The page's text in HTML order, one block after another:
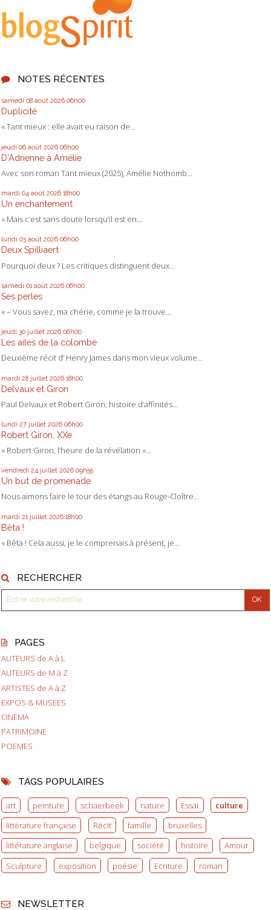
NOTES RÉCENTES
samedi 08 août 2026 06h00
Duplicité
« Tant mieux : elle avait eu raison de...
jeudi 06 août 2026 06h00
D'Adrienne à Amélie
Avec son roman Tant mieux (2025), Amélie Nothomb...
mardi 04 août 2026 18h00
Un enchantement
« Mais c’est sans doute lorsqu’il est en...
lundi 03 août 2026 06h00
Deux Spilliaert
Pourquoi deux ? Les critiques distinguent deux...
samedi 01 août 2026 06h00
Ses perles
« – Vous savez, ma chérie, comme je la trouve...
jeudi 30 juillet 2026 06h00
Les ailes de la colombe
Deuxième récit d’ Henry James dans mon vieux volume...
mardi 28 juillet 2026 18h00
Delvaux et Giron
Paul Delvaux et Robert Giron, histoire d’affinités...
lundi 27 juillet 2026 06h00
Robert Giron, XXe
« Robert Giron, l’heure de la révélation »...
vendredi 24 juillet 2026 09h55
Un but de promenade
Nous aimons faire le tour des étangs au Rouge-Cloître...
mardi 21 juillet 2026 18h00
Bêta !
« Bêta ! Cela aussi, je le comprenais à présent, je...
RECHERCHER
PAGES
AUTEURS de A à L
AUTEURS de M à Z
ARTISTES de A à Z
EXPOS & MUSEES
CINEMA
PATRIMOINE
POEMES
TAGS POPULAIRES
art peinture schaerbeek nature Essai
culture
littérature française
Récit famille
bruxelles
littérature anglaise
belgique société histoire
Amour
Sculpture
exposition poésie Ecriture roman
NEWSLETTER